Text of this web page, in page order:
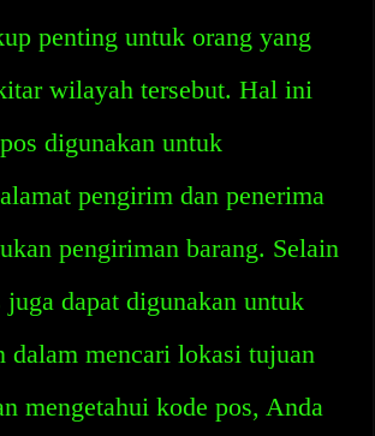
penting untuk orang yang
wilayah tersebut. Hal ini
digunakan untuk
pengirim dan penerima
pengiriman barang. Selain
dapat digunakan untuk
dalam mencari lokasi tujuan
mengetahui kode pos, Anda